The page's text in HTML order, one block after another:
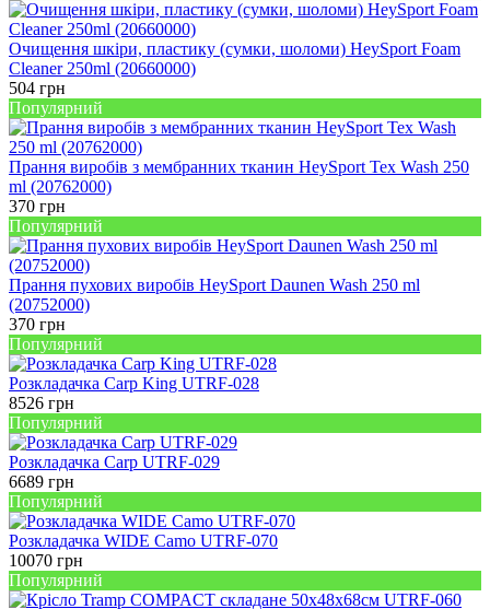
Очищення шкіри, пластику (сумки, шоломи) HeySport Foam
Cleaner 250ml (20660000)
504 грн
Популярний
Прання виробів з мембранних тканин HeySport Tex Wash 250
ml (20762000)
370 грн
Популярний
Прання пухових виробів HeySport Daunen Wash 250 ml
(20752000)
370 грн
Популярний
Розкладачка Carp King UTRF-028
8526 грн
Популярний
Розкладачка Carp UTRF-029
6689 грн
Популярний
Розкладачка WIDE Camo UTRF-070
10070 грн
Популярний